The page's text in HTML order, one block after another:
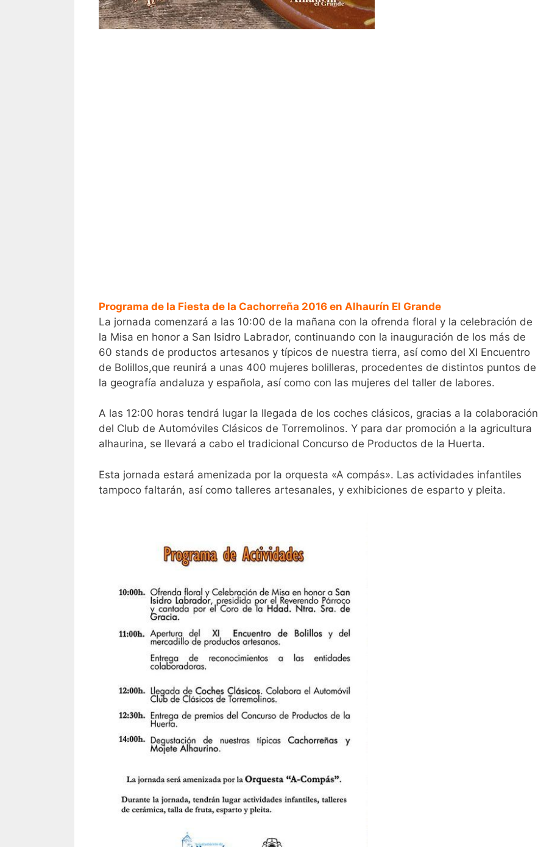
Programa de la Fiesta de la Cachorreña 2016 en Alhaurín El Grande
La jornada comenzará a las 10:00 de la mañana con la ofrenda floral y la celebración de
la Misa en honor a San Isidro Labrador, continuando con la inauguración de los más de
60 stands de productos artesanos y típicos de nuestra tierra, así como del XI Encuentro
de Bolillos,que reunirá a unas 400 mujeres bolilleras, procedentes de distintos puntos de
la geografía andaluza y española, así como con las mujeres del taller de labores.
A las 12:00 horas tendrá lugar la llegada de los coches clásicos, gracias a la colaboración
del Club de Automóviles Clásicos de Torremolinos. Y para dar promoción a la agricultura
alhaurina, se llevará a cabo el tradicional Concurso de Productos de la Huerta.
Esta jornada estará amenizada por la orquesta «A compás». Las actividades infantiles
tampoco faltarán, así como talleres artesanales, y exhibiciones de esparto y pleita.